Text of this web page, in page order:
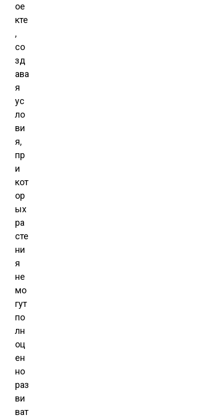
ое
кте
,
со
зд
ава
я
ус
ло
ви
я,
пр
и
кот
ор
ых
ра
сте
ни
я
не
мо
гут
по
лн
оц
ен
но
раз
ви
ват